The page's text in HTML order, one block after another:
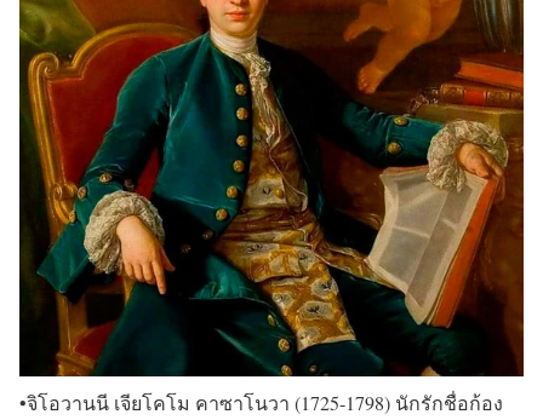
•จิโอวานนี เจียโคโม คาซาโนวา (1725-1798) นักรักชื่อก้อง